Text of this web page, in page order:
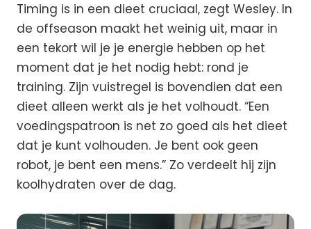
Timing is in een dieet cruciaal, zegt Wesley. In
de offseason maakt het weinig uit, maar in
een tekort wil je je energie hebben op het
moment dat je het nodig hebt: rond je
training. Zijn vuistregel is bovendien dat een
dieet alleen werkt als je het volhoudt. “Een
voedingspatroon is net zo goed als het dieet
dat je kunt volhouden. Je bent ook geen
robot, je bent een mens.” Zo verdeelt hij zijn
koolhydraten over de dag.